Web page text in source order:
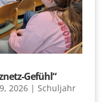
Gefühl“
2026| Schuljahr